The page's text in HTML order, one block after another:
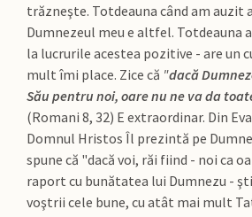
trăzneşte. Totdeauna când am auzit
Dumnezeul meu e altfel. Totdeauna
la lucrurile acestea pozitive - are un
mult îmi place. Zice că "dacă
Său pentru noi, oare nu ne va da
(Romani 8, 32) E extraordinar. Din
Domnul Hristos Îl prezintă pe
spune că "dacă voi, răi fiind - noi ca
raport cu bunătatea lui Dumnezu -
voştrii cele bune, cu atât mai mult